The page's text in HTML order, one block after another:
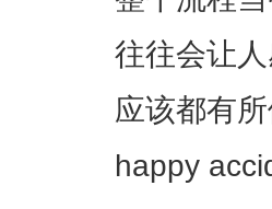
往往会让
应该都有
happy